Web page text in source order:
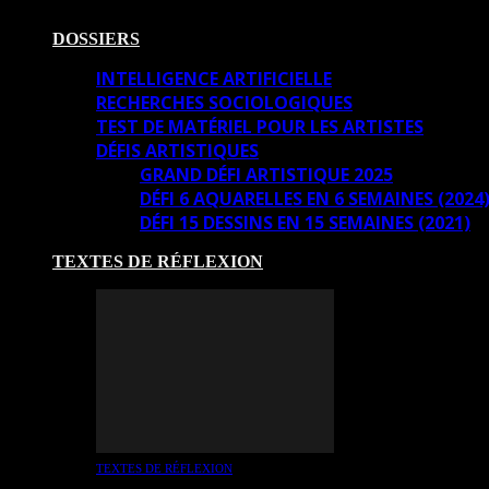
DOSSIERS
INTELLIGENCE ARTIFICIELLE
RECHERCHES SOCIOLOGIQUES
TEST DE MATÉRIEL POUR LES ARTISTES
DÉFIS ARTISTIQUES
GRAND DÉFI ARTISTIQUE 2025
DÉFI 6 AQUARELLES EN 6 SEMAINES (2024)
DÉFI 15 DESSINS EN 15 SEMAINES (2021)
TEXTES DE RÉFLEXION
TEXTES DE RÉFLEXION